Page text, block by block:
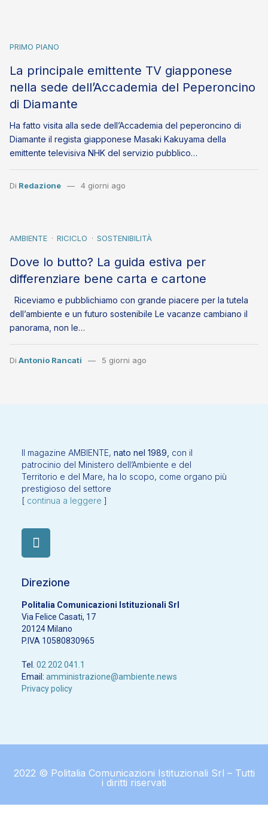
PRIMO PIANO
La principale emittente TV giapponese
nella sede dell’Accademia del Peperoncino
di Diamante
Ha fatto visita alla sede dell’Accademia del peperoncino di
Diamante il regista giapponese Masaki Kakuyama della
emittente televisiva NHK del servizio pubblico…
Di Redazione 4 giorni ago
AMBIENTE RICICLO SOSTENIBILITÀ
Dove lo butto? La guida estiva per
differenziare bene carta e cartone
Riceviamo e pubblichiamo con grande piacere per la tutela
dell’ambiente e un futuro sostenibile Le vacanze cambiano il
panorama, non le…
Di Antonio Rancati 5 giorni ago
Il magazine AMBIENTE, nato nel 1989, con il
patrocinio del Ministero dell’Ambiente e del
Territorio e del Mare, ha lo scopo, come organo più
prestigioso del settore
[ continua a leggere ]
Direzione
Politalia Comunicazioni Istituzionali Srl
Via Felice Casati, 17
20124 Milano
P.IVA 10580830965
Tel. 02 202 041.1
Email: amministrazione@ambiente.news
Privacy policy
2022 © Politalia Comunicazioni Istituzionali Srl – Tutti
i diritti riservati